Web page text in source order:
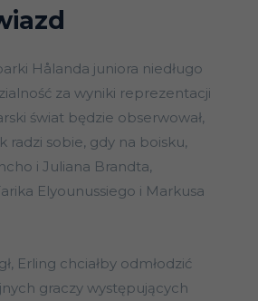
Hålanda juniora niedługo
za wyniki reprezentacji
świat będzie obserwował,
radzi sobie, gdy na boisku,
i Juliana Brandta,
Elyounussiego i Markusa
Erling chciałby odmłodzić
graczy występujących